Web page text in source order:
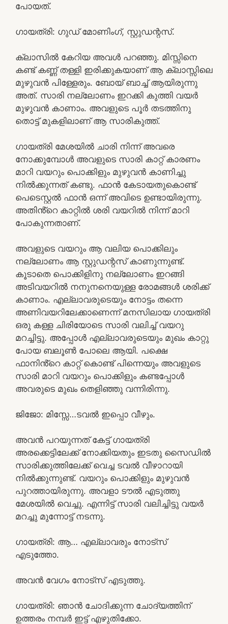
പോയത്.
ഗായത്രി: ഗുഡ് മോണിംഗ്, സ്റ്റുഡന്റസ്.
ക്ലാസിൽ കേറിയ അവൾ പറഞ്ഞു. മിസ്സിനെ
കണ്ട് കണ്ണ് തള്ളി ഇരിക്കുകയാണ് ആ ക്ലാസ്സിലെ
മുഴുവൻ പിള്ളേരും. ബോയ് ബാച്ച് ആയിരുന്നു
അത്. സാരി നല്ലോണം ഇറക്കി കുത്തി വയർ
മുഴുവൻ കാണാം. അവളുടെ പൂർ തടത്തിനു
തൊട്ട് മുകളിലാണ് ആ സാരികുത്ത്.
ഗായത്രി മേശയിൽ ചാരി നിന്ന് അവരെ
നോക്കുമ്പോൾ അവളുടെ സാരി കാറ്റ് കാരണം
മാറി വയറും പൊക്കിളും മുഴുവൻ കാണിച്ചു
നിൽക്കുന്നത് കണ്ടു. ഫാൻ കേടായതുകൊണ്ട്
പെടെസ്റ്റൽ ഫാൻ ഒന്ന് അവിടെ ഉണ്ടായിരുന്നു.
അതിൻ്റെ കാറ്റിൽ ശരി വയറിൽ നിന്ന് മാറി
പോകുന്നതാണ്.
അവളുടെ വയറും ആ വലിയ പൊക്കിലും
നല്ലോണം ആ സ്റ്റുഡന്റസ് കാണുന്നുണ്ട്.
കൂടാതെ പൊക്കിളിനു നല്ലോണം ഇറങ്ങി
അടിവയറിൽ നനുനനെയുള്ള രോമങ്ങൾ ശരിക്ക്
കാണാം. എല്ലാവരുടെയും നോട്ടം തന്നെ
അണിവയറിലേക്കാണെന്ന് മനസിലായ ഗായത്രി
ഒരു കള്ള ചിരിയോടെ സാരി വലിച്ച് വയറു
മറച്ചിട്ടു. അപ്പോൾ എല്ലാവരുടെയും മുഖം കാറ്റു
പോയ ബലൂൺ പോലെ ആയി. പക്ഷെ
ഫാനിൻ്റെ കാറ്റ് കൊണ്ട് പിന്നെയും അവളുടെ
സാരി മാറി വയറും പൊക്കിളും കണ്ടപ്പോൾ
അവരുടെ മുഖം തെളിഞ്ഞു വന്നിരിന്നു.
ജിജോ: മിസ്സേ…ടവൽ ഇപ്പൊ വീഴും.
അവൻ പറയുന്നത് കേട്ട് ഗായത്രി
അരക്കെട്ടിലേക്ക് നോക്കിയതും ഇടതു സൈഡിൽ
സാരിക്കുത്തിലേക്ക് വെച്ച ടവൽ വീഴാറായി
നിൽക്കുന്നുണ്ട്. വയറും പൊക്കിളും മുഴുവൻ
പുറത്തായിരുന്നു. അവളാ ടൗൽ എടുത്തു
മേശയിൽ വെച്ചു. എന്നിട്ട് സാരി വലിച്ചിട്ടു വയർ
മറച്ചു മുന്നോട്ട് നടന്നു.
ഗായത്രി: ആ… എല്ലാവരും നോട്സ്
എടുത്തോ.
അവൻ വേഗം നോട്സ് എടുത്തു.
ഗായത്രി: ഞാൻ ചോദിക്കുന്ന ചോദ്യത്തിന്
ഉത്തരം നമ്പർ ഇട്ട് എഴുതിക്കോ.